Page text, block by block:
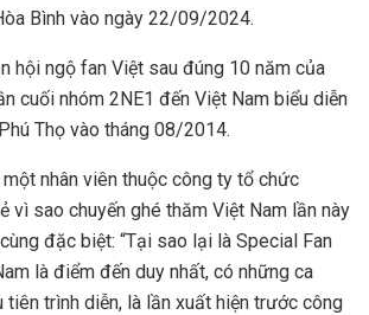
Bình vào ngày 22/09/2024.
hội ngộ fan Việt sau đúng 10 năm của
cuối nhóm 2NE1 đến Việt Nam biểu diễn
Thọ vào tháng 08/2014.
một nhân viên thuộc công ty tổ chức
vì sao chuyến ghé thăm Việt Nam lần này
đặc biệt: “Tại sao lại là Special Fan
là điểm đến duy nhất, có những ca
tiên trình diễn, là lần xuất hiện trước công